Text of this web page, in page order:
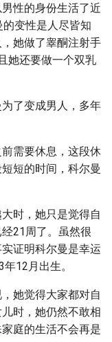
性的身份生活了近
变性是人尽皆知
她做了睾酮注射手
她还要做一个双乳
了变成男人，多年
需要休息，这段休
短的时间，科尔曼
时，她只是觉得自
21周了。虽然很
证明科尔曼是幸运
12月出生。
她觉得大家都对自
时，她仍然不敢相
庭的生活不会再是